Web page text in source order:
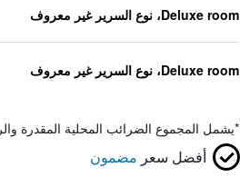
Deluxe room، نوع السرير غير معروف
Deluxe room، نوع السرير غير معروف
*يشمل المجموع الضرائب المحلية المقدرة
أفضل سعر مضمون